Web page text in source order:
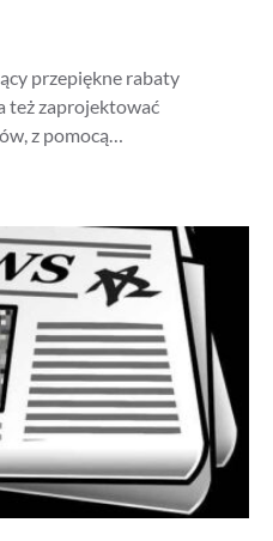
przepiękne rabaty
też zaprojektować
z pomocą…